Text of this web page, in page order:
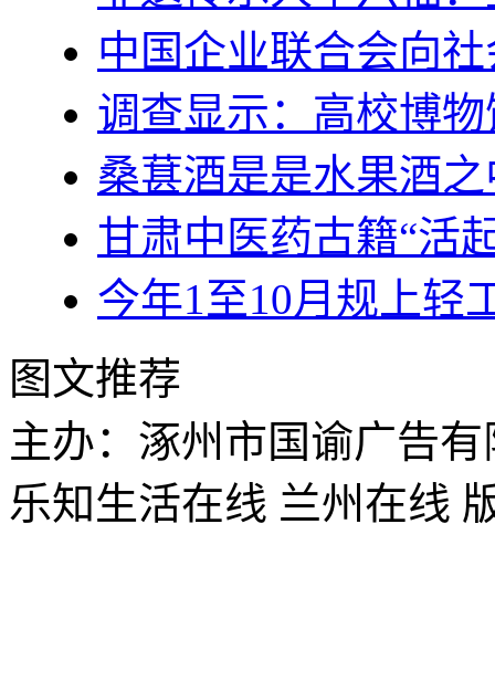
中国企业联合会向
调查显示：高校博
桑葚酒是是水果酒
甘肃中医药古籍“活
今年1至10月规上轻
图文推荐
主办：涿州市国谕广告
乐知生活在线 兰州在线